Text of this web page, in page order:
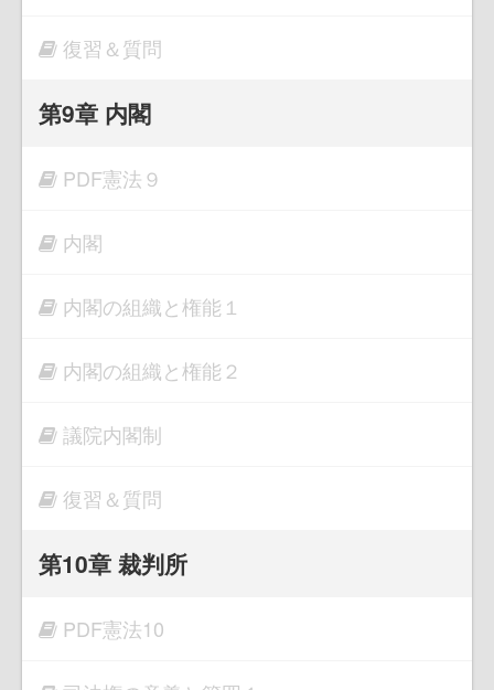
復習＆質問
第9章 内閣
PDF憲法９
内閣
内閣の組織と権能１
内閣の組織と権能２
議院内閣制
復習＆質問
第10章 裁判所
PDF憲法10